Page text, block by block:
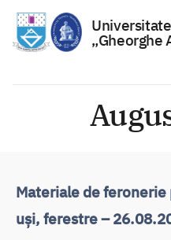
„Gheorghe
Materiale de
uși, ferestre –